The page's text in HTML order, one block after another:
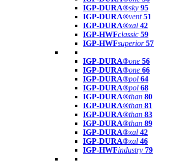
IGP-DURA®sky 95
IGP-DURA®vent 51
IGP-DURA®xal 42
IGP-HWFclassic 59
IGP-HWFsuperior 57
IGP-DURA®one 56
IGP-DURA®one 66
IGP-DURA®pol 64
IGP-DURA®pol 68
IGP-DURA®than 80
IGP-DURA®than 81
IGP-DURA®than 83
IGP-DURA®than 89
IGP-DURA®xal 42
IGP-DURA®xal 46
IGP-HWFindustry 79